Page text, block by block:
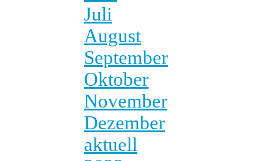
Juli
August
September
Oktober
November
Dezember
aktuell